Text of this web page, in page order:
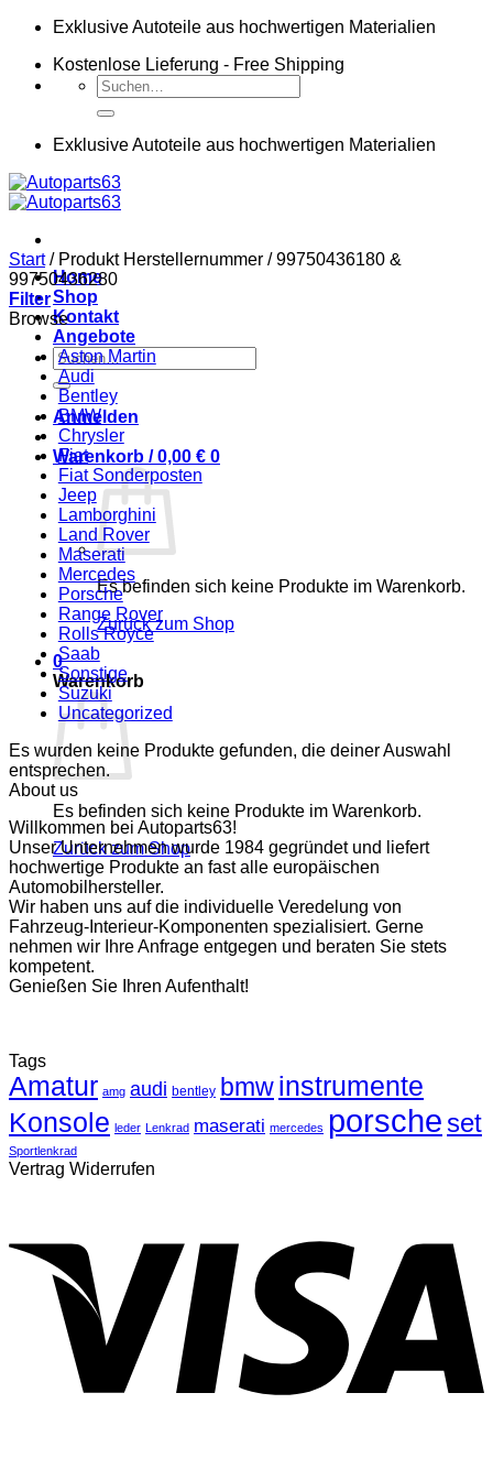
Zum
springen
Exklusive Autoteile aus hochwertigen Materialien
Kostenlose Lieferung - Free Shipping
Suchen
nach:
Exklusive Autoteile aus hochwertigen Materialien
Home
Shop
Kontakt
Angebote
Suchen
nach:
Anmelden
Warenkorb /0,00 € 0
Es befinden sich keine Produkte im Warenkorb.
Zurück zum Shop
0
Warenkorb
Es befinden sich keine Produkte im Warenkorb.
Zurück zum Shop
Start /Produkt Herstellernummer /99750436180 &
99750436280
Filter
Browse
Aston Martin
Audi
Bentley
BMW
Chrysler
Fiat
Fiat Sonderposten
Jeep
Lamborghini
Land Rover
Maserati
Mercedes
Porsche
Range Rover
Rolls Royce
Saab
Sonstige
Suzuki
Uncategorized
Es wurden keine Produkte gefunden, die deiner Auswahl
entsprechen.
About us
Willkommen bei Autoparts63!
Unser Unternehmen wurde 1984 gegründet und liefert
hochwertige Produkte an fast alle europäischen
Automobilhersteller.
Wir haben uns auf die individuelle Veredelung von
Fahrzeug-Interieur-Komponenten spezialisiert. Gerne
nehmen wir Ihre Anfrage entgegen und beraten Sie stets
kompetent.
Genießen Sie Ihren Aufenthalt!
Tags
Amatur amg audi bentley bmwinstrumente
Konsole leder Lenkrad maserati mercedes porsche set
Sportlenkrad
Vertrag Widerrufen